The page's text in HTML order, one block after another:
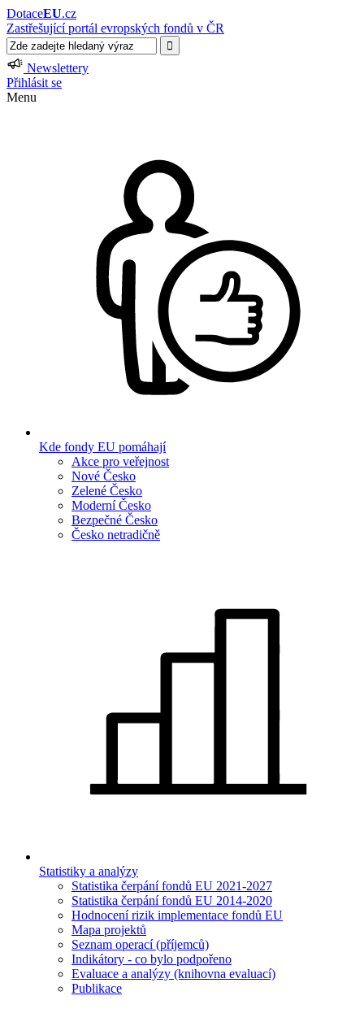
DotaceEU.cz
Zastřešující portál evropských fondů v ČR
Newslettery
Přihlásit se
Menu
Kde fondy EU pomáhají
Akce pro veřejnost
Nové Česko
Zelené Česko
Moderní Česko
Bezpečné Česko
Česko netradičně
Statistiky a analýzy
Statistika čerpání fondů EU 2021-2027
Statistika čerpání fondů EU 2014-2020
Hodnocení rizik implementace fondů EU
Mapa projektů
Seznam operací (příjemců)
Indikátory - co bylo podpořeno
Evaluace a analýzy (knihovna evaluací)
Publikace